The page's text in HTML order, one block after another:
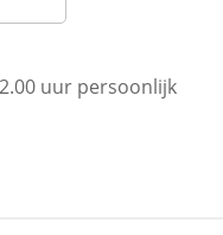
uur persoonlijk